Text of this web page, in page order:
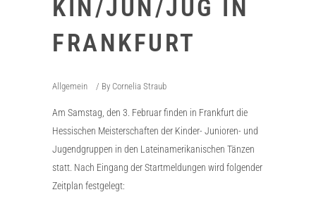
KIN/JUN/JUG IN
FRANKFURT
Allgemein By Cornelia Straub
Am Samstag, den 3. Februar finden in Frankfurt die
Hessischen Meisterschaften der Kinder- Junioren- und
Jugendgruppen in den Lateinamerikanischen Tänzen
statt. Nach Eingang der Startmeldungen wird folgender
Zeitplan festgelegt: